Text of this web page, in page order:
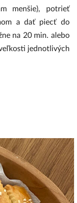
menšie), potrieť
a dať piecť do
na 20 min. alebo
jednotlivých